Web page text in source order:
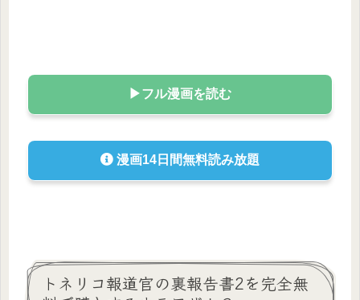
▶フル漫画を読む
漫画14日間無料読み放題
トネリコ報道官の裏報告書2を完全無